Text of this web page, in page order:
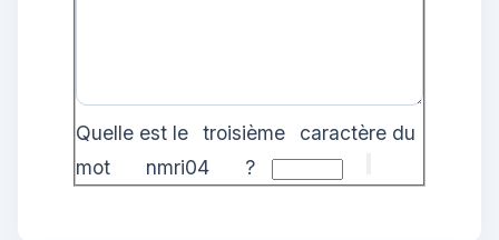
Quelle est le troisième
caractère du
mot
nmri04 ?